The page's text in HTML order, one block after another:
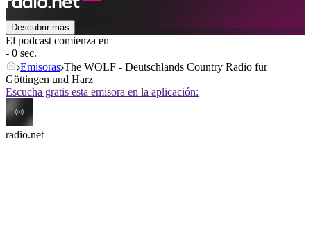
Descubrir más
El podcast comienza en
- 0 sec.
Emisoras The WOLF - Deutschlands Country Radio für
Göttingen und Harz
Escucha gratis esta emisora en la aplicación:
radio.net